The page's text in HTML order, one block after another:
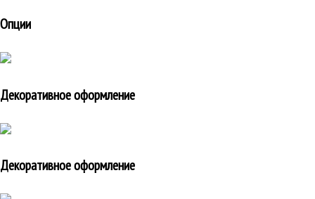
Опции
Декоративное оформление
Декоративное оформление